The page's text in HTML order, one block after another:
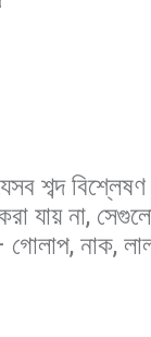
শব্দ বিশ্লেষণ
যায় না,
গোলাপ, নাক,